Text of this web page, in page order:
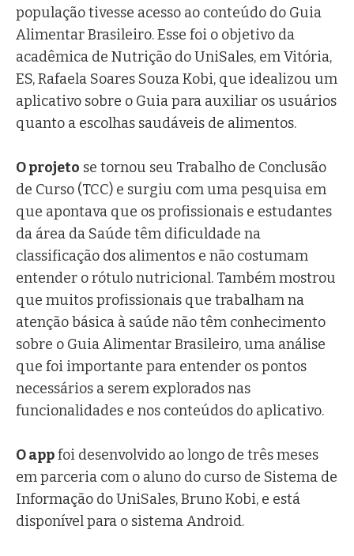
população tivesse acesso ao conteúdo do Guia
Alimentar Brasileiro. Esse foi o objetivo da
acadêmica de Nutrição do UniSales, em Vitória,
ES, Rafaela Soares Souza Kobi, que idealizou um
aplicativo sobre o Guia para auxiliar os usuários
quanto a escolhas saudáveis de alimentos.
O projeto se tornou seu Trabalho de Conclusão
de Curso (TCC) e surgiu com uma pesquisa em
que apontava que os profissionais e estudantes
da área da Saúde têm dificuldade na
classificação dos alimentos e não costumam
entender o rótulo nutricional. Também mostrou
que muitos profissionais que trabalham na
atenção básica à saúde não têm conhecimento
sobre o Guia Alimentar Brasileiro, uma análise
que foi importante para entender os pontos
necessários a serem explorados nas
funcionalidades e nos conteúdos do aplicativo.
O appfoi desenvolvido ao longo de três meses
em parceria com o aluno do curso de Sistema de
Informação do UniSales, Bruno Kobi, e está
disponível para o sistema Android.